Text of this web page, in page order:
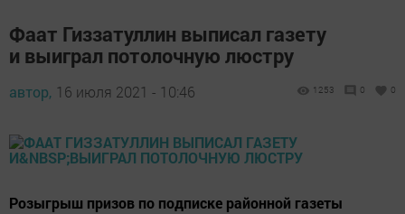
Фаат Гиззатуллин выписал газету
и выиграл потолочную люстру
автор, 16 июля 2021 - 10:46 1253 0 0
Розыгрыш призов по подписке районной газеты